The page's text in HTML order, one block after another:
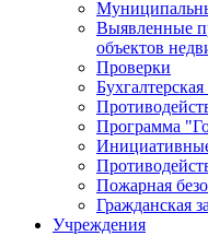
Выявленные
объектов
Проверки
Программа
Пожарная
Гражданская
Учреждения